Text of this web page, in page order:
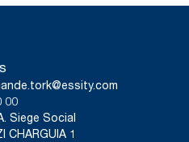
00
Siege Social
CHARGUIA 1